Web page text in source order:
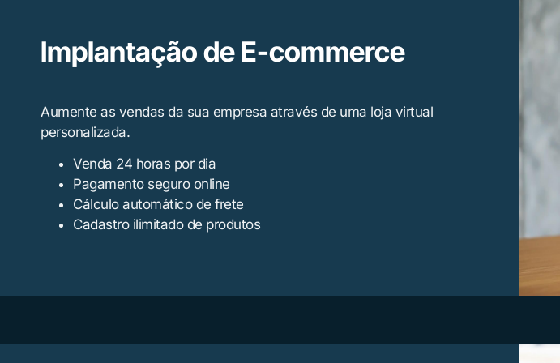
Implantação de E-commerce
Aumente as vendas da sua empresa através de uma loja virtual
personalizada.
Venda 24 horas por dia
Pagamento seguro online
Cálculo automático de frete
Cadastro ilimitado de produtos